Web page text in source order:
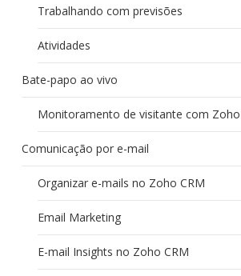
Trabalhando com previsões
Atividades
Bate-papo ao vivo
Monitoramento de visitante com Zoho
Comunicação por e-mail
Organizar e-mails no Zoho CRM
Email Marketing
E-mail Insights no Zoho CRM